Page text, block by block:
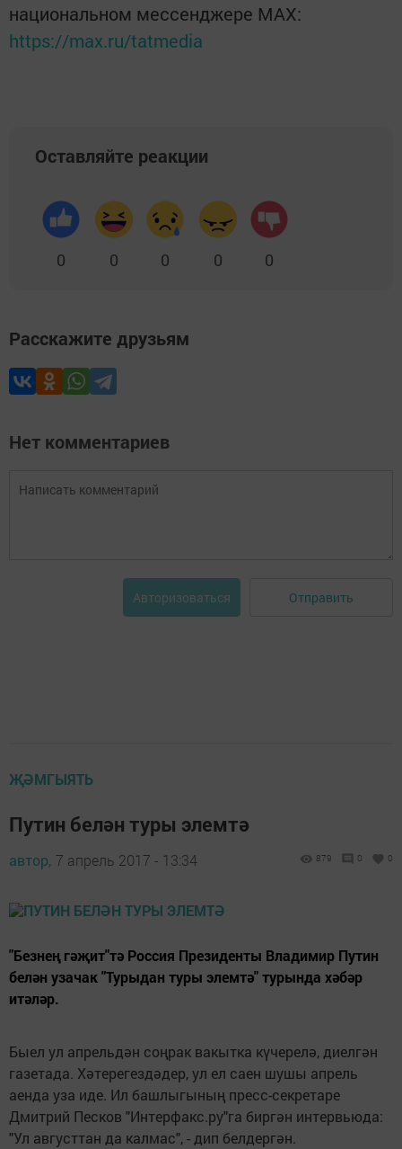
национальном мессенджере MАХ:
https://max.ru/tatmedia
Оставляйте реакции
0 0 0 0 0
Расскажите друзьям
Нет комментариев
Авторизоваться Отправить
ҖӘМГЫЯТЬ
Путин белән туры элемтә
автор, 7 апрель 2017 - 13:34 879 0 0
"Безнең гәҗит"тә Россия Президенты Владимир Путин
белән узачак "Турыдан туры элемтә" турында хәбәр
итәләр.
Быел ул апрельдән соңрак вакытка күчерелә, диелгән
газетада. Хәтерегездәдер, ул ел саен шушы апрель
аенда уза иде. Ил башлыгының пресс-секретаре
Дмитрий Песков "Интерфакс.ру"га биргән интервьюда:
"Ул августтан да калмас", - дип белдергән.